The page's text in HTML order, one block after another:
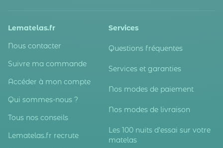
Lematelas.fr
Nous contacter
Suivre ma commande
Accéder à mon compte
Qui sommes-nous ?
Tous nos conseils
Lematelas.fr recrute
Services
Questions fréquentes
Services et garanties
Nos modes de paiement
Nos modes de livraison
Les 100 nuits d'essai sur votre
matelas